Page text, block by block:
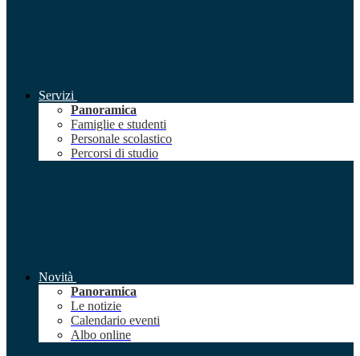
Servizi
Panoramica
Famiglie e studenti
Personale scolastico
Percorsi di studio
Novità
Panoramica
Le notizie
Calendario eventi
Albo online